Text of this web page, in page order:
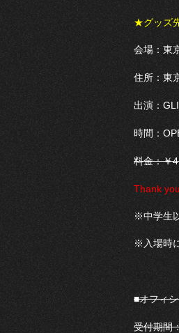
★グッズ
会場：東
住所：東
出演：
時間：
料金：￥
Thank
※中学生
※入場時
■オフィ
受付期間